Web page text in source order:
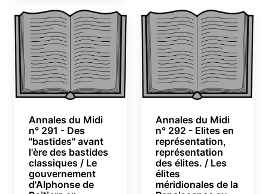
Annales du Midi
n° 291 - Des
"bastides" avant
l'ère des bastides
classiques / Le
gouvernement
d'Alphonse de
Annales du Midi
n° 292 - Elites en
représentation,
représentation
des élites. / Les
élites
méridionales de la